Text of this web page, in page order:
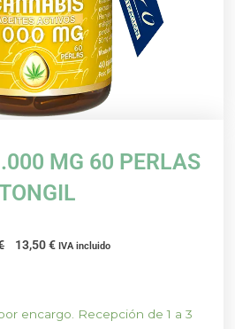
MG 60 PERLAS
El
15,00 €.
13,50€El
13,50 €.
IVA incluido
encargo. Recepción de 1 a 3